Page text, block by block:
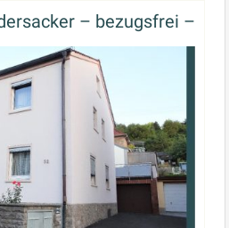
– bezugsfrei –